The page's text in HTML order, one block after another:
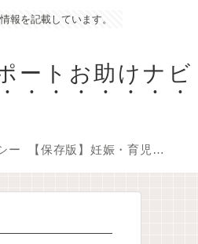
報を記載しています。
ートお助けナビ
ー 【保存版】妊娠・育児で困ったらココを見る！信頼できる公的機関・公式サイト完全ガイド